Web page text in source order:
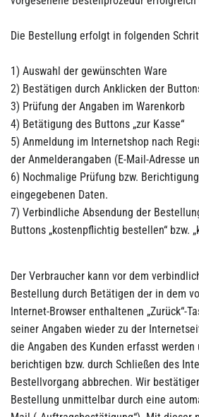
Die Bestellung erfolgt in folgenden
1) Auswahl der gewünschten Ware
2) Bestätigen durch Anklicken der
3) Prüfung der Angaben im Warenkorb
4) Betätigung des Buttons „zur Kasse“
5) Anmeldung im Internetshop nach
der Anmelderangaben (E-Mail-Adresse
6) Nochmalige Prüfung bzw.
eingegebenen Daten.
7) Verbindliche Absendung der
Buttons „kostenpflichtig bestellen“ bzw.
Der Verbraucher kann vor dem
Bestellung durch Betätigen der in dem
Internet-Browser enthaltenen „Zurück“-
seiner Angaben wieder zu der
die Angaben des Kunden erfasst
berichtigen bzw. durch Schließen des
Bestellvorgang abbrechen. Wir
Bestellung unmittelbar durch eine